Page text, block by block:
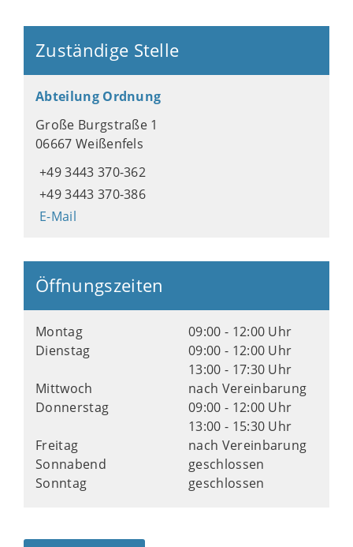
Zuständige Stelle
Abteilung Ordnung
Große Burgstraße 1
06667 Weißenfels
+49 3443 370-362
+49 3443 370-386
E-Mail
Öffnungszeiten
Montag
09:00 - 12:00 Uhr
Dienstag
09:00 - 12:00 Uhr
13:00 - 17:30 Uhr
Mittwoch
nach Vereinbarung
Donnerstag
09:00 - 12:00 Uhr
13:00 - 15:30 Uhr
Freitag
nach Vereinbarung
Sonnabend
geschlossen
Sonntag
geschlossen